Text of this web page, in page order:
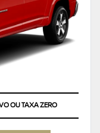
OU TAXA ZERO